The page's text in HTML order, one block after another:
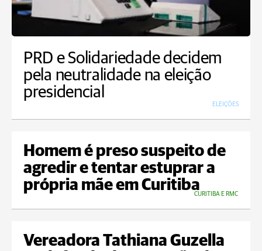
PRD e Solidariedade decidem
pela neutralidade na eleição
presidencial
ELEIÇÕES
Homem é preso suspeito de
agredir e tentar estuprar a
própria mãe em Curitiba
CURITIBA E RMC
Vereadora Tathiana Guzella